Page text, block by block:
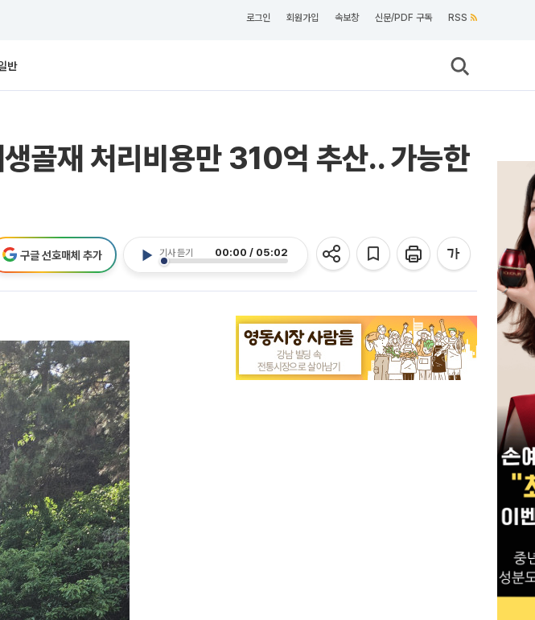
로그인 회원가입 속보창 신문/PDF 구독 RSS
반
골재 처리비용만 310억 추산.. 가능한
기사 듣기 00:00 / 05:02
구글 선호매체 추가